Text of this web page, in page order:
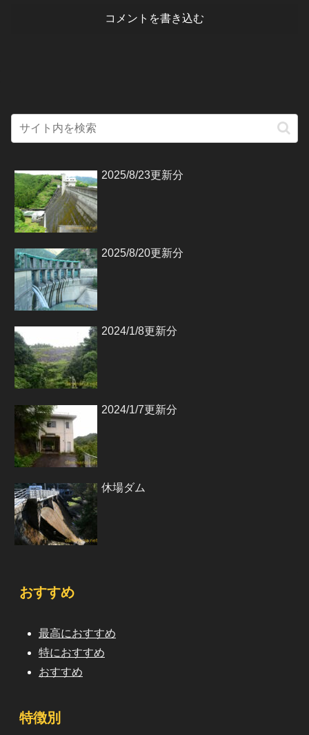
コメントを書き込む
2025/8/23更新分
2025/8/20更新分
2024/1/8更新分
2024/1/7更新分
休場ダム
おすすめ
最高におすすめ
特におすすめ
おすすめ
特徴別